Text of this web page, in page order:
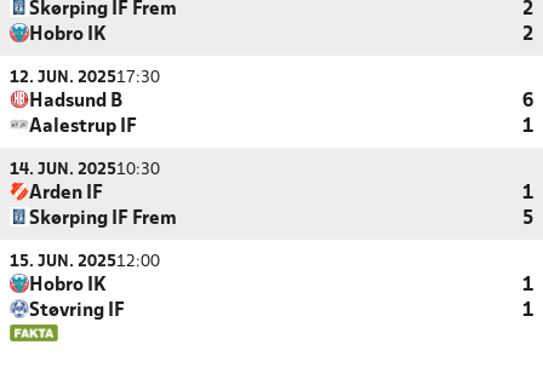
Skørping IF Frem
2
Hobro IK
2
12. JUN. 202517:30
Hadsund B
6
Aalestrup IF
1
14. JUN. 202510:30
Arden IF
1
Skørping IF Frem
5
15. JUN. 202512:00
Hobro IK
1
Støvring IF
1